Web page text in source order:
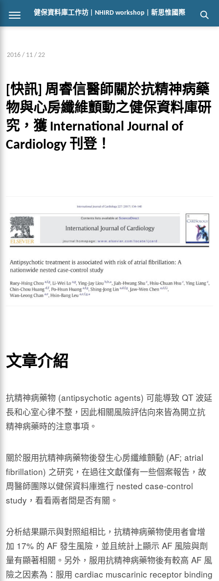
健保資料庫工作坊 | NHIRD workshop | 新思惟國際
2016 / 11 / 22
[快訊] 周睿信醫師關於抗精神病藥
物與心房纖維顫動之健保資料庫研
究，獲 International Journal of
Cardiology 刊登！
文章介紹
抗精神病藥物 (antipsychotic agents) 可能導致 QT 波延
長和心室心律不整，因此相關風險評估向來皆為開立抗
精神病藥時的注意事項。
關於服用抗精神病藥物後發生心房纖維顫動 (AF; atrial
ﬁbrillation) 之研究，在過往文獻僅有一些個案報告，故
周醫師團隊以健保資料庫進行 nested case-control
study，看看兩者間是否有關。
分析結果顯示與對照組相比，抗精神病藥物使用者會增
加 17% 的 AF 發生風險，並且統計上顯示 AF 風險與劑
量有顯著相關。另外，服用抗精神病藥物後有較高 AF 風
險之因素為：服用 cardiac muscarinic receptor binding